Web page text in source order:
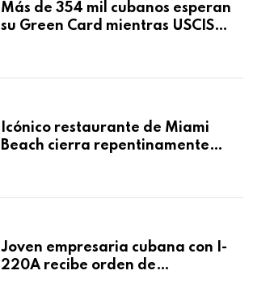
Más de 354 mil cubanos esperan
su Green Card mientras USCIS
Icónico restaurante de Miami
Beach cierra repentinamente
Joven empresaria cubana con I-
220A recibe orden de